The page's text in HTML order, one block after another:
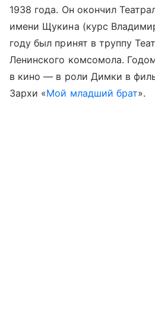
1938 года. Он окончил
имени Щукина (курс
году был принят в труппу
Ленинского комсомола.
в кино — в роли Димки в
Зархи «Мой младший брат».